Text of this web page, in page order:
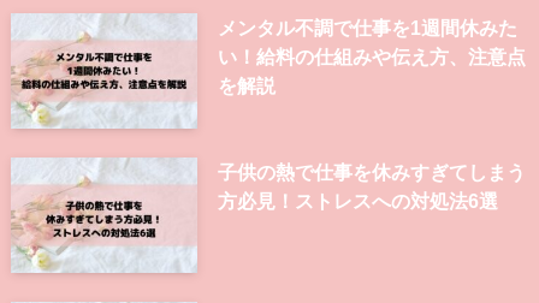
メンタル不調で仕事を1週間休みた
い！給料の仕組みや伝え方、注意点
を解説
子供の熱で仕事を休みすぎてしまう
方必見！ストレスへの対処法6選